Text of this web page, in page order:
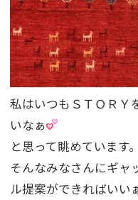
私はいつもＳＴＯＲＹ
いなぁ
と思って眺めています。
そんなみなさんにギャ
ル提案ができればいい